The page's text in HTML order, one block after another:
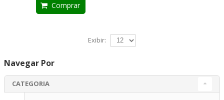
Comprar
Exibir:
Navegar Por
CATEGORIA